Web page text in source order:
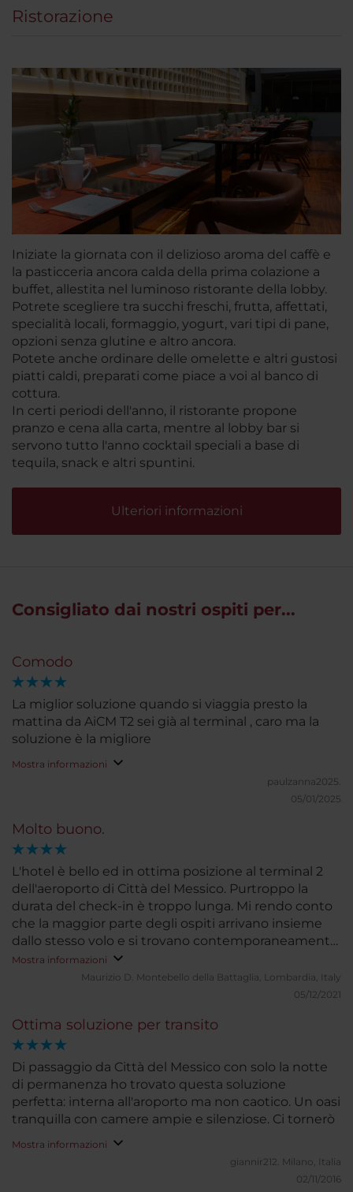
Ristorazione
Iniziate la giornata con il delizioso aroma del caffè e
la pasticceria ancora calda della prima colazione a
buffet, allestita nel luminoso ristorante della lobby.
Potrete scegliere tra succhi freschi, frutta, affettati,
specialità locali, formaggio, yogurt, vari tipi di pane,
opzioni senza glutine e altro ancora.
Potete anche ordinare delle omelette e altri gustosi
piatti caldi, preparati come piace a voi al banco di
cottura.
In certi periodi dell'anno, il ristorante propone
pranzo e cena alla carta, mentre al lobby bar si
servono tutto l'anno cocktail speciali a base di
tequila, snack e altri spuntini.
Ulteriori informazioni
Consigliato dai nostri ospiti per...
Comodo
La miglior soluzione quando si viaggia presto la
mattina da AiCM T2 sei già al terminal , caro ma la
soluzione è la migliore
Mostra informazioni
paulzanna2025.
05/01/2025
Molto buono.
L'hotel è bello ed in ottima posizione al terminal 2
dell'aeroporto di Città del Messico. Purtroppo la
durata del check-in è troppo lunga. Mi rendo conto
che la maggior parte degli ospiti arrivano insieme
dallo stesso volo e si trovano contemporaneamente
in fila per il check-in. Per questo dovrebbero essere
attivi più impiegati per il check-in, in modo da
velocizzare grandemente il processo. Occorre anche
del Messico spesso giungono con volo
intercontinentale, quindi hanno alle spalle magari
20 ore di viaggio ininterrotto, senza dormire. Sono
quindi spossati ed hanno bisogno assoluto di
andare in camera immediatamente. Non ho altri
appunti da fare. La camera è bella e spaziosa. Come
fondamentale nell'igiene personale di un italiano.
Quando il bidet arriverà anche negli alberghi a
quattro stelle così tanto quotati nel mondo, sarà un
Mostra informazioni
Maurizio D. Montebello della Battaglia, Lombardia, Italy
05/12/2021
Ottima soluzione per transito
Di passaggio da Città del Messico con solo la notte
di permanenza ho trovato questa soluzione
perfetta: interna all'aroporto ma non caotico. Un oasi
tranquilla con camere ampie e silenziose. Ci tornerò
Mostra informazioni
giannir212. Milano, Italia
02/11/2016